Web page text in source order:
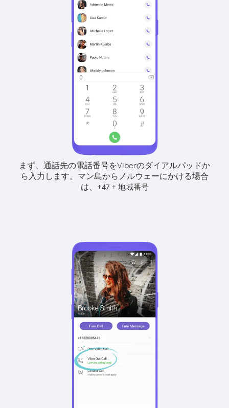
まず、通話先の電話番号をViberのダイアルパッドか
ら入力します。 マン島からノルウェーにかける場合
は、
+47+ 地域番号